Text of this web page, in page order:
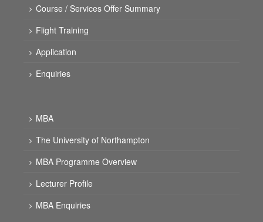
Course / Services Offer Summary
Flight Training
Application
Enquiries
MBA
The University of Northampton
MBA Programme Overview
Lecturer Profile
MBA Enquiries